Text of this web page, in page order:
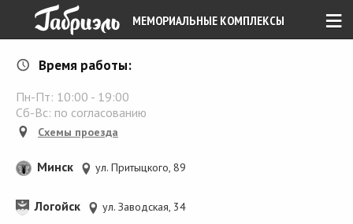
≡
МЕМОРИАЛЬНЫЕ КОМПЛЕКСЫ
Время работы:
Пн-Пт: 10:00 - 19:00
Сб-Вс: по согласованию
Схемы проезда
Минск ул. Притыцкого, 89
Логойск ул. Заводская, 34